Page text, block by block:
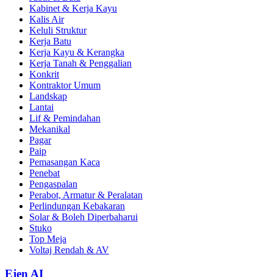
Kabinet & Kerja Kayu
Kalis Air
Keluli Struktur
Kerja Batu
Kerja Kayu & Kerangka
Kerja Tanah & Penggalian
Konkrit
Kontraktor Umum
Landskap
Lantai
Lif & Pemindahan
Mekanikal
Pagar
Paip
Pemasangan Kaca
Penebat
Pengaspalan
Perabot, Armatur & Peralatan
Perlindungan Kebakaran
Solar & Boleh Diperbaharui
Stuko
Top Meja
Voltaj Rendah & AV
Ejen AI